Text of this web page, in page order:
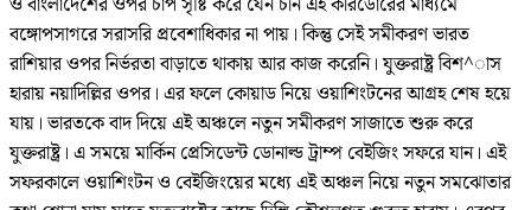
বঙ্গোপসাগরে সরাসরি প্রবেশাধিকার না পায়। কিন্তু সেই সমীকরণ ভারত
রাশিয়ার ওপর নির্ভরতা বাড়াতে থাকায় আর কাজ করেনি। যুক্তরাষ্ট্র বিশ^াস
হারায় নয়াদিল্লির ওপর। এর ফলে কোয়াড নিয়ে ওয়াশিংটনের আগ্রহ শেষ হয়ে
যায়। ভারতকে বাদ দিয়ে এই অঞ্চলে নতুন সমীকরণ সাজাতে শুরু করে
যুক্তরাষ্ট্র। এ সময়ে মার্কিন প্রেসিডেন্ট ডোনাল্ড ট্রাম্প বেইজিং সফরে যান। এই
সফরকালে ওয়াশিংটন ও বেইজিংয়ের মধ্যে এই অঞ্চল নিয়ে নতুন সমঝোতার